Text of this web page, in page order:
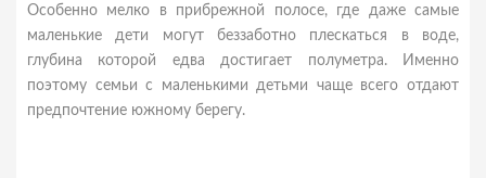
Особенно мелко в прибрежной полосе, где даже самые
маленькие дети могут беззаботно плескаться в воде,
глубина которой едва достигает полуметра. Именно
поэтому семьи с маленькими детьми чаще всего отдают
предпочтение южному берегу.